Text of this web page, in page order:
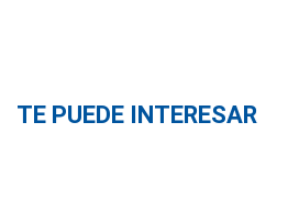
TE PUEDE INTERESAR